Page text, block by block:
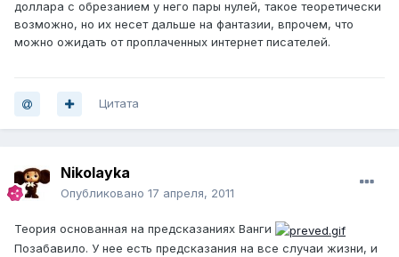
доллара с обрезанием у него пары нулей, такое теоретически
возможно, но их несет дальше на фантазии, впрочем, что
можно ожидать от проплаченных интернет писателей.
Цитата
Nikolayka
Опубликовано 17 апреля, 2011
Теория основанная на предсказаниях Ванги
Позабавило. У нее есть предсказания на все случаи жизни, и